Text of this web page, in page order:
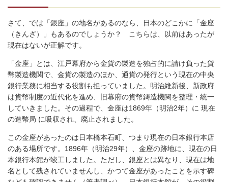
さて、では「銀座」の地名があるのなら、日本のどこかに「金座
（きんざ）」もあるのでしょうか？ こちらは、以前はあったが
現在はないが正解です。
「金座」とは、江戸幕府から金貨の製造を独占的に請け負った貨
幣製造機関で、金貨の製造のほか、通貨の発行という現在の中央
銀行業務に相当する役割も担っていました。明治維新後、新政府
は貨幣制度の近代化を進め、旧幕府の貨幣鋳造機関を整理・統一
していきました。その過程で、金座は1869年（明治2年）に 現在
の造幣局 に吸収され、廃止されました。
この金座があったのは日本橋本石町、つまり現在の日本銀行本店
のある場所です。1896年（明治29年）、金座の跡地に、現在の日
本銀行本館が竣工しました。ただし、銀座とは異なり、現在は地
名として残されていませんし、かつて金座があったことを示す碑